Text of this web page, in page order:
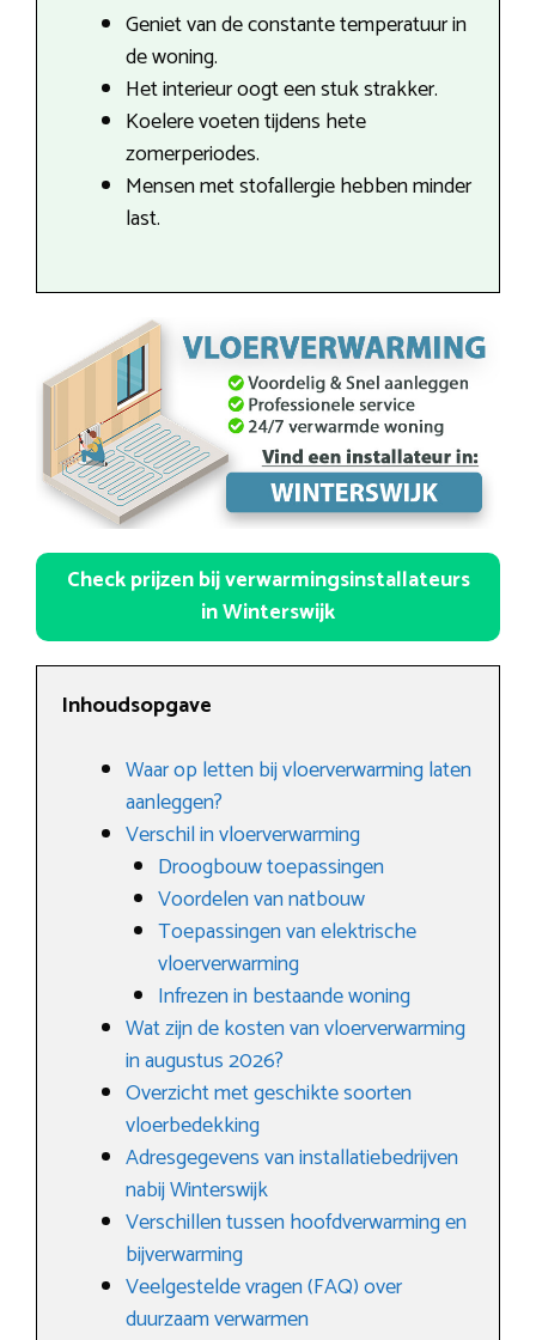
Geniet van de constante temperatuur in
de woning.
Het interieur oogt een stuk strakker.
Koelere voeten tijdens hete
zomerperiodes.
Mensen met stofallergie hebben minder
last.
Check prijzen bij verwarmingsinstallateurs
in Winterswijk
Inhoudsopgave
Waar op letten bij vloerverwarming laten
aanleggen?
Verschil in vloerverwarming
Droogbouw toepassingen
Voordelen van natbouw
Toepassingen van elektrische
vloerverwarming
Infrezen in bestaande woning
Wat zijn de kosten van vloerverwarming
in augustus 2026?
Overzicht met geschikte soorten
vloerbedekking
Adresgegevens van installatiebedrijven
nabij Winterswijk
Verschillen tussen hoofdverwarming en
bijverwarming
Veelgestelde vragen (FAQ) over
duurzaam verwarmen